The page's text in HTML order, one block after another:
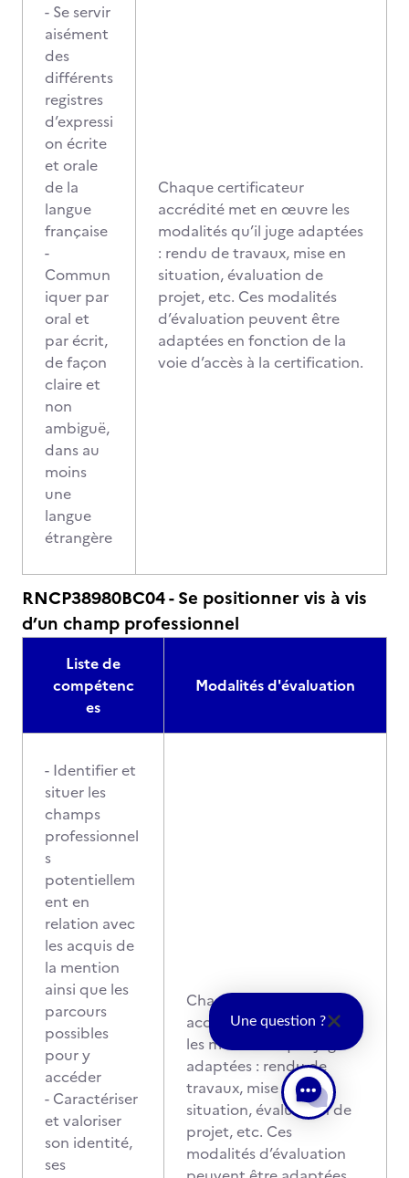
- Se servir
aisément
des
différents
registres
d’expressi
on écrite
et orale
de la
langue
française
-
Commun
iquer par
oral et
par écrit,
de façon
claire et
non
ambiguë,
dans au
moins
une
langue
étrangère
Chaque certificateur
accrédité met en œuvre les
modalités qu’il juge adaptées
: rendu de travaux, mise en
situation, évaluation de
projet, etc. Ces modalités
d’évaluation peuvent être
adaptées en fonction de la
voie d’accès à la certification.
RNCP38980BC04 - Se positionner vis à vis
d’un champ professionnel
Liste de
compétenc
es
Modalités d'évaluation
- Identifier et
situer les
champs
professionnel
s
potentiellem
ent en
relation avec
les acquis de
la mention
ainsi que les
parcours
possibles
pour y
accéder
- Caractériser
et valoriser
son identité,
ses
Chaque certificateur
accrédité met en œuvre
les modalités qu’il juge
adaptées : rendu de
travaux, mise en
situation, évaluation de
projet, etc. Ces
modalités d’évaluation
Une question ?